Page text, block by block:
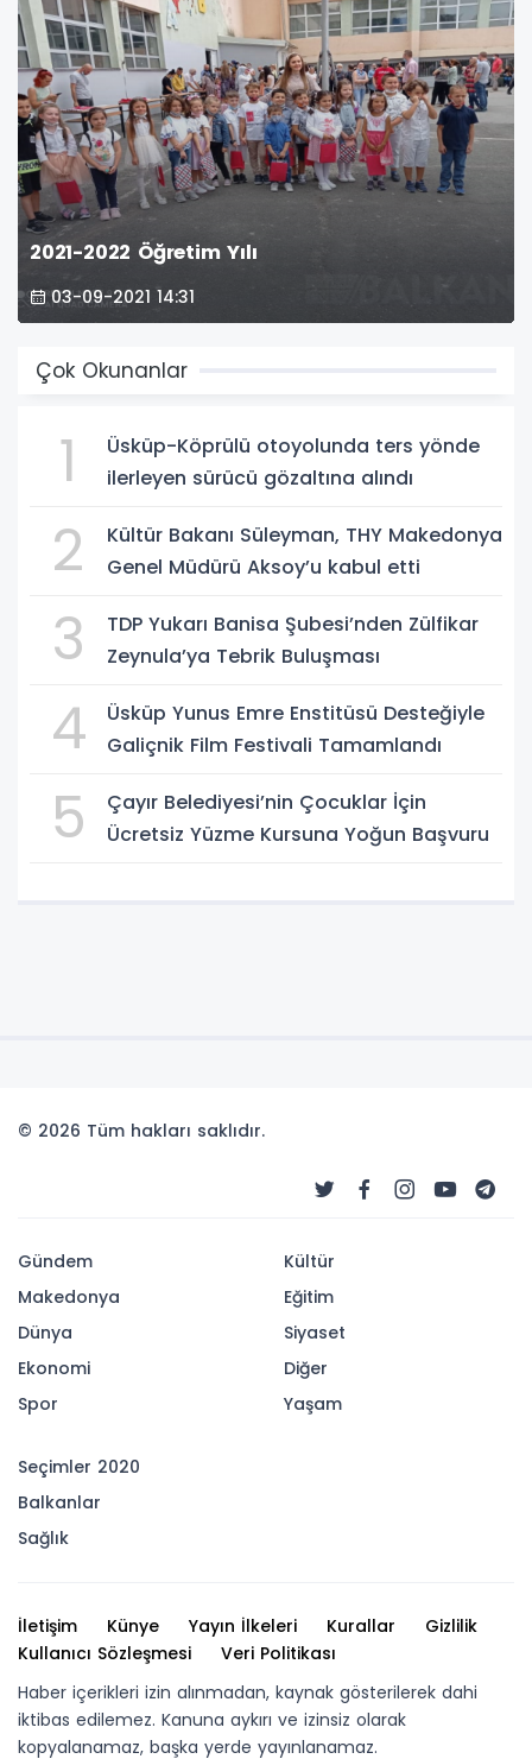
2021-2022 Öğretim Yılı
03-09-2021 14:31
Çok Okunanlar
1
Üsküp-Köprülü otoyolunda ters yönde
ilerleyen sürücü gözaltına alındı
2
Kültür Bakanı Süleyman, THY Makedonya
Genel Müdürü Aksoy’u kabul etti
3
TDP Yukarı Banisa Şubesi’nden Zülfikar
Zeynula’ya Tebrik Buluşması
4
Üsküp Yunus Emre Enstitüsü Desteğiyle
Galiçnik Film Festivali Tamamlandı
5
Çayır Belediyesi’nin Çocuklar İçin
Ücretsiz Yüzme Kursuna Yoğun Başvuru
© 2026 Tüm hakları saklıdır.
Gündem
Makedonya
Dünya
Ekonomi
Spor
Kültür
Eğitim
Siyaset
Diğer
Yaşam
Seçimler 2020
Balkanlar
Sağlık
İletişim Künye Yayın İlkeleri Kurallar
Gizlilik
Kullanıcı Sözleşmesi
Veri Politikası
Haber içerikleri izin alınmadan, kaynak gösterilerek dahi
iktibas edilemez. Kanuna aykırı ve izinsiz olarak
kopyalanamaz, başka yerde yayınlanamaz.